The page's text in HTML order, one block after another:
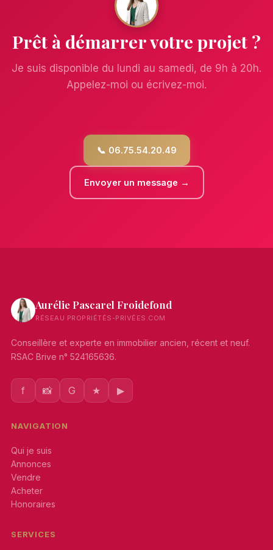
Prêt à démarrer votre projet ?
Je suis disponible du lundi au samedi, de 9h à 20h.
Appelez-moi ou écrivez-moi.
📞 06.75.54.20.49
Envoyer un message →
Aurélie Pascarel Froidefond
RÉSEAU PROPRIÉTÉS-PRIVÉES.COM
Conseillère et experte en immobilier ancien, récent et neuf.
RSAC Brive n° 524165636.
f 📸 G ★ ▶
NAVIGATION
Qui je suis
Annonces
Vendre
Acheter
Honoraires
SERVICES